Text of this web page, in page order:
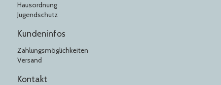
Hausordnung
Jugendschutz
Kundeninfos
Zahlungsmöglichkeiten
Versand
Kontakt